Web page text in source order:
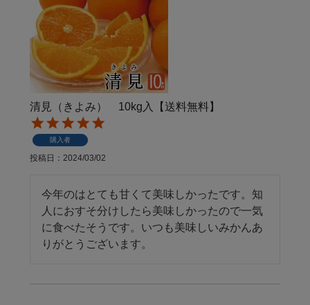
清見（きよみ） 10kg入【送料無料】
購入者
投稿日 2024/03/02
今年のはとても甘くて美味しかったです。知
人におすそ分けしたら美味しかったので一気
に食べたそうです。いつも美味しいみかんあ
りがとうございます。